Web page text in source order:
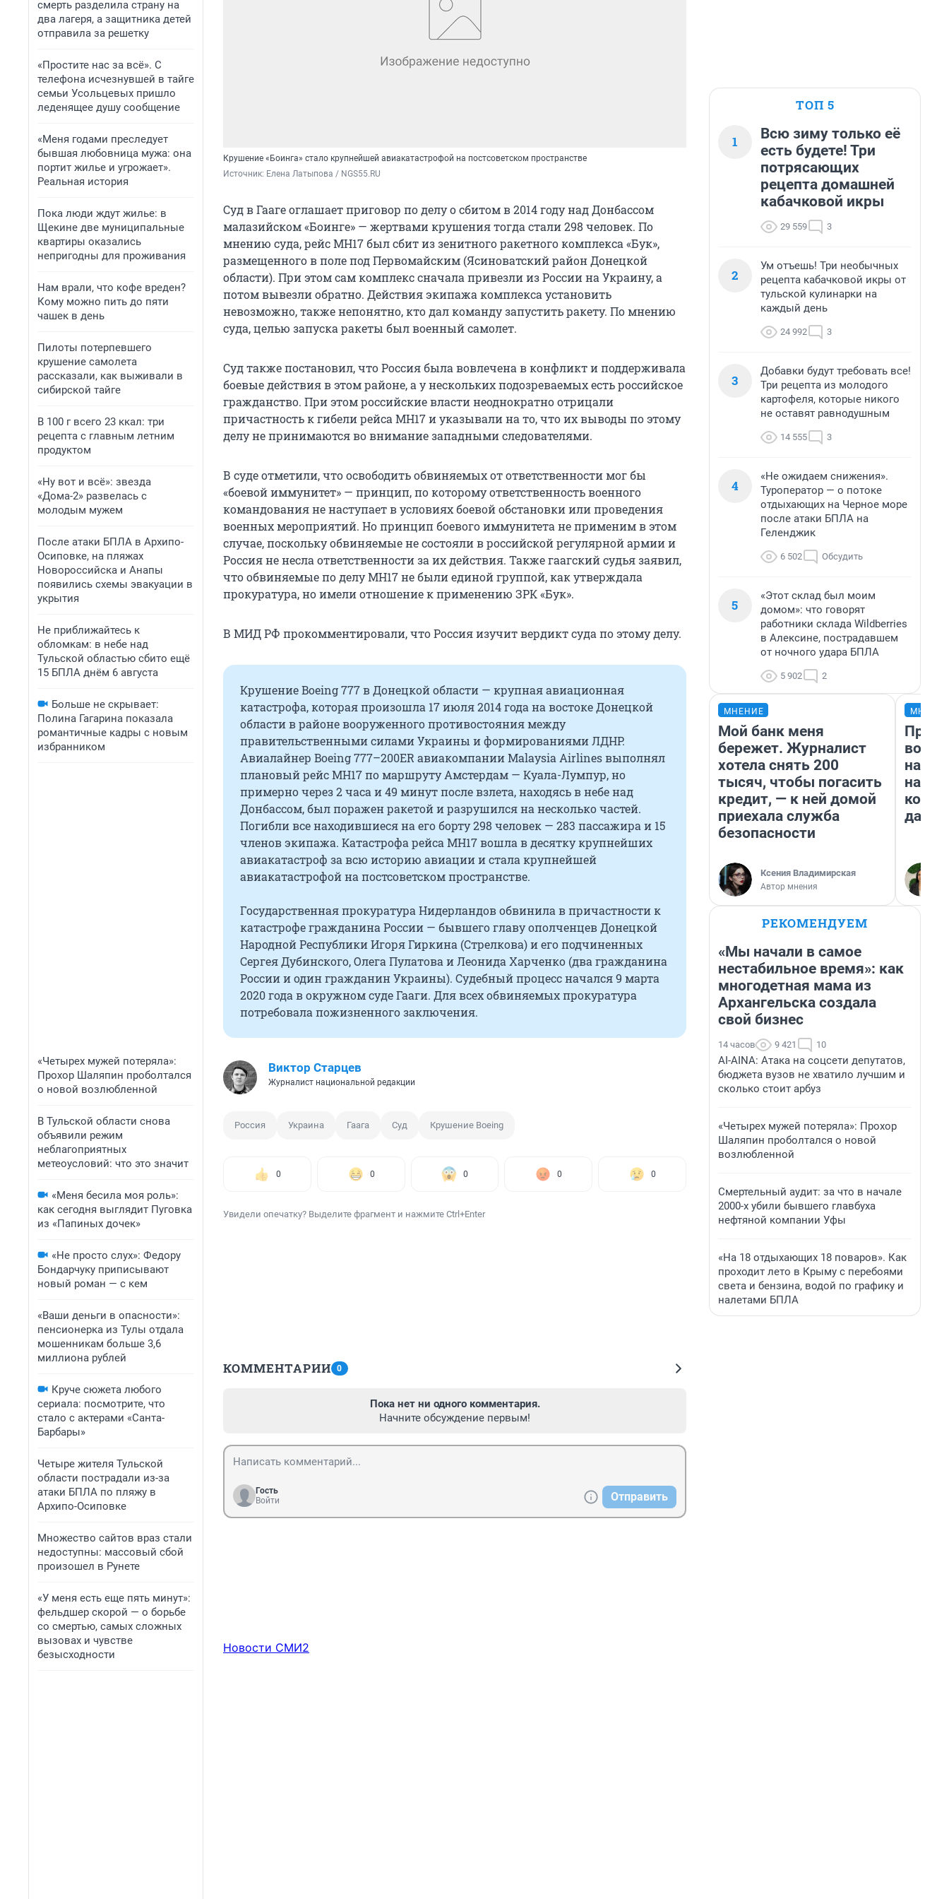
смерть разделила страну на
два лагеря, а защитника детей
отправила за решетку
«Простите нас за всё». С
телефона исчезнувшей в тайге
семьи Усольцевых пришло
леденящее душу сообщение
«Меня годами преследует
бывшая любовница мужа: она
портит жилье и угрожает».
Реальная история
Пока люди ждут жилье: в
Щекине две муниципальные
квартиры оказались
непригодны для проживания
Нам врали, что кофе вреден?
Кому можно пить до пяти
чашек в день
Пилоты потерпевшего
крушение самолета
рассказали, как выживали в
сибирской тайге
В 100 г всего 23 ккал: три
рецепта с главным летним
продуктом
«Ну вот и всё»: звезда
«Дома-2» развелась с
молодым мужем
После атаки БПЛА в Архипо-
Осиповке, на пляжах
Новороссийска и Анапы
появились схемы эвакуации в
укрытия
Не приближайтесь к
обломкам: в небе над
Тульской областью сбито ещё
15 БПЛА днём 6 августа
Больше не скрывает:
Полина Гагарина показала
романтичные кадры с новым
избранником
«Четырех мужей потеряла»:
Прохор Шаляпин проболтался
о новой возлюбленной
В Тульской области снова
объявили режим
неблагоприятных
метеоусловий: что это значит
«Меня бесила моя роль»:
как сегодня выглядит Пуговка
из «Папиных дочек»
«Не просто слух»: Федору
Бондарчуку приписывают
новый роман — с кем
«Ваши деньги в опасности»:
пенсионерка из Тулы отдала
мошенникам больше 3,6
миллиона рублей
Круче сюжета любого
сериала: посмотрите, что
стало с актерами «Санта-
Барбары»
Четыре жителя Тульской
области пострадали из-за
атаки БПЛА по пляжу в
Архипо-Осиповке
Множество сайтов враз стали
недоступны: массовый сбой
произошел в Рунете
«У меня есть еще пять минут»:
фельдшер скорой — о борьбе
со смертью, самых сложных
вызовах и чувстве
безысходности
Крушение «Боинга» стало крупнейшей авиакатастрофой на постсоветском пространстве
Источник: Елена Латыпова / NGS55.RU
Суд в Гааге оглашает приговор по делу о сбитом в 2014 году над Донбассом
малазийском «Боинге» — жертвами крушения тогда стали 298 человек. По
мнению суда, рейс МН17 был сбит из зенитного ракетного комплекса «Бук»,
размещенного в поле под Первомайским (Ясиноватский район Донецкой
области). При этом сам комплекс сначала привезли из России на Украину, а
потом вывезли обратно. Действия экипажа комплекса установить
невозможно, также непонятно, кто дал команду запустить ракету. По мнению
суда, целью запуска ракеты был военный самолет.
Суд также постановил, что Россия была вовлечена в конфликт и поддерживала
боевые действия в этом районе, а у нескольких подозреваемых есть российское
гражданство. При этом российские власти неоднократно отрицали
причастность к гибели рейса MH17 и указывали на то, что их выводы по этому
делу не принимаются во внимание западными следователями.
В суде отметили, что освободить обвиняемых от ответственности мог бы
«боевой иммунитет» — принцип, по которому ответственность военного
командования не наступает в условиях боевой обстановки или проведения
военных мероприятий. Но принцип боевого иммунитета не применим в этом
случае, поскольку обвиняемые не состояли в российской регулярной армии и
Россия не несла ответственности за их действия. Также гаагский судья заявил,
что обвиняемые по делу MH17 не были единой группой, как утверждала
прокуратура, но имели отношение к применению ЗРК «Бук».
В МИД РФ прокомментировали, что Россия изучит вердикт суда по этому делу.
Крушение Boeing 777 в Донецкой области — крупная авиационная
катастрофа, которая произошла 17 июля 2014 года на востоке Донецкой
области в районе вооруженного противостояния между
правительственными силами Украины и формированиями ЛДНР.
Авиалайнер Boeing 777–200ER авиакомпании Malaysia Airlines выполнял
плановый рейс МН17 по маршруту Амстердам — Куала-Лумпур, но
примерно через 2 часа и 49 минут после взлета, находясь в небе над
Донбассом, был поражен ракетой и разрушился на несколько частей.
Погибли все находившиеся на его борту 298 человек — 283 пассажира и 15
членов экипажа. Катастрофа рейса MH17 вошла в десятку крупнейших
авиакатастроф за всю историю авиации и стала крупнейшей
авиакатастрофой на постсоветском пространстве.
Государственная прокуратура Нидерландов обвинила в причастности к
катастрофе гражданина России — бывшего главу ополченцев Донецкой
Народной Республики Игоря Гиркина (Стрелкова) и его подчиненных
Сергея Дубинского, Олега Пулатова и Леонида Харченко (два гражданина
России и один гражданин Украины). Судебный процесс начался 9 марта
2020 года в окружном суде Гааги. Для всех обвиняемых прокуратура
потребовала пожизненного заключения.
Виктор Старцев
Журналист национальной редакции
Россия Украина Гаага Суд Крушение Boeing
0 0 0 0 0
Увидели опечатку? Выделите фрагмент и нажмите Ctrl+Enter
КОММЕНТАРИИ 0
Пока нет ни одного комментария.
Начните обсуждение первым!
Гость
Войти
Отправить
Новости СМИ2
ТОП 5
1
Всю зиму только её
есть будете! Три
потрясающих
рецепта домашней
кабачковой икры
29 559 3
2
Ум отъешь! Три необычных
рецепта кабачковой икры от
тульской кулинарки на
каждый день
24 992 3
3
Добавки будут требовать все!
Три рецепта из молодого
картофеля, которые никого
не оставят равнодушным
14 555 3
4
«Не ожидаем снижения».
Туроператор — о потоке
отдыхающих на Черное море
после атаки БПЛА на
Геленджик
6 502 Обсудить
5
«Этот склад был моим
домом»: что говорят
работники склада Wildberries
в Алексине, пострадавшем
от ночного удара БПЛА
5 902 2
МНЕНИЕ
Мой банк меня
бережет. Журналист
хотела снять 200
тысяч, чтобы погасить
кредит, — к ней домой
приехала служба
безопасности
Ксения Владимирская
Автор мнения
нам
даже
РЕКОМЕНДУЕМ
«Мы начали в самое
нестабильное время»: как
многодетная мама из
Архангельска создала
свой бизнес
14 часов 9 421 10
AI-AINA: Атака на соцсети депутатов,
бюджета вузов не хватило лучшим и
сколько стоит арбуз
«Четырех мужей потеряла»: Прохор
Шаляпин проболтался о новой
возлюбленной
Смертельный аудит: за что в начале
2000-х убили бывшего главбуха
нефтяной компании Уфы
«На 18 отдыхающих 18 поваров». Как
проходит лето в Крыму с перебоями
света и бензина, водой по графику и
налетами БПЛА